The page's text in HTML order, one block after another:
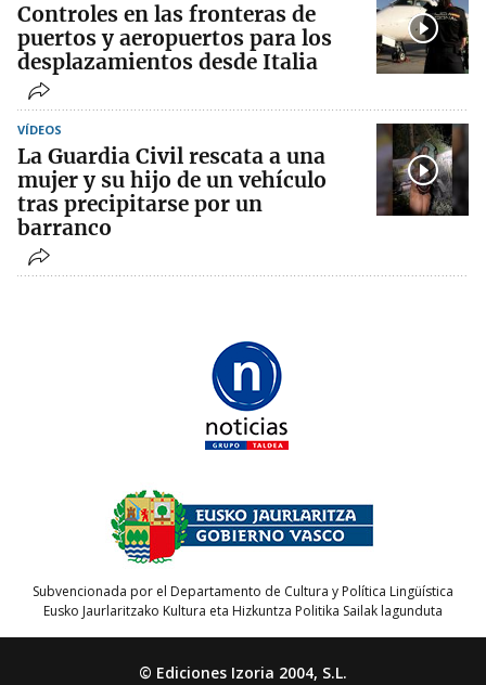
Controles en las fronteras de
puertos y aeropuertos para los
desplazamientos desde Italia
VÍDEOS
La Guardia Civil rescata a una
mujer y su hijo de un vehículo
tras precipitarse por un
barranco
Subvencionada por el Departamento de Cultura y Política Lingüística
Eusko Jaurlaritzako Kultura eta Hizkuntza Politika Sailak lagunduta
© Ediciones Izoria 2004, S.L.